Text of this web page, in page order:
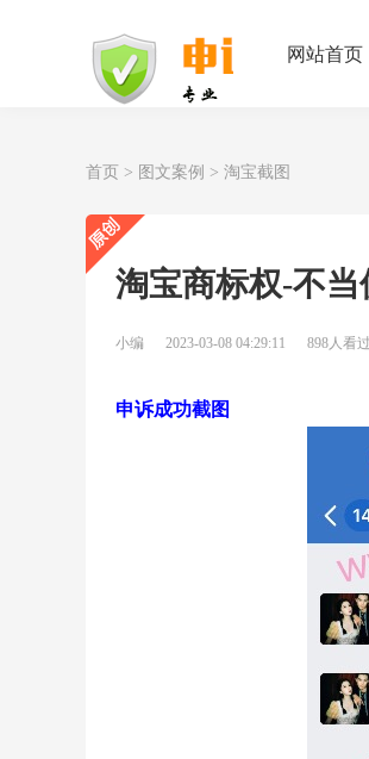
网站首页
首页 > 图文案例 > 淘宝截图
淘宝商标权-不
小编 2023-03-08 04:29:11 898人看过
申诉成功截图